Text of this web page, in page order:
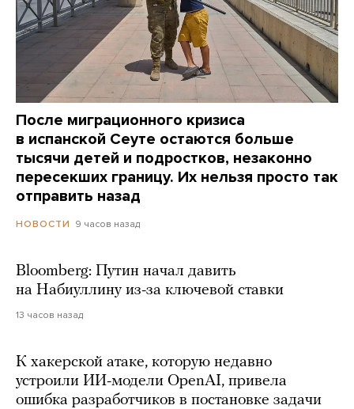
После миграционного кризиса
в испанской Сеуте остаются больше
тысячи детей и подростков, незаконно
пересекших границу. Их нельзя просто так
отправить назад
НОВОСТИ 9 часов назад
Bloomberg: Путин начал давить
на Набиуллину из-за ключевой ставки
13 часов назад
К хакерской атаке, которую недавно
устроили ИИ-модели OpenAI, привела
ошибка разработчиков в постановке задачи